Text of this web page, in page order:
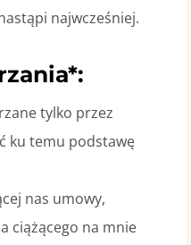
najwcześniej.
tylko przez
ku temu podstawę
nas umowy,
ciążącego na mnie